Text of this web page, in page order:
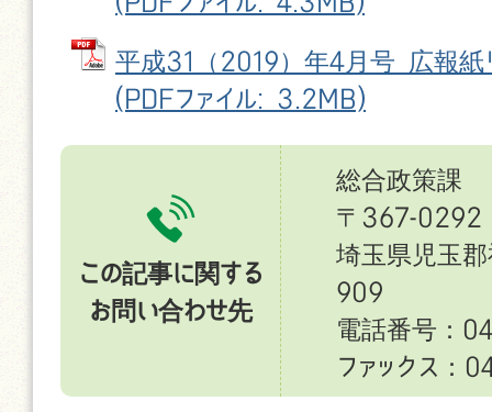
平成31（2019）年4月号 広報紙
(PDFファイル: 3.2MB)
この記事に関する
お問い合わせ先
総合政策課
〒367-0292
埼玉県児玉
909
電話番号：
ファックス：